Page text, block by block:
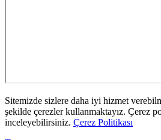
Sitemizde sizlere daha iyi hizmet
şekilde çerezler kullanmaktayız. Çerez
inceleyebilirsiniz. Çerez Politikası